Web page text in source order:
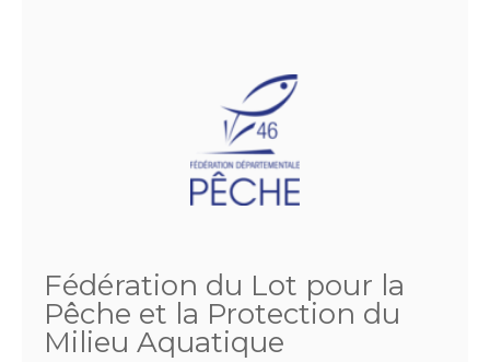
Fédération du Lot pour la
Pêche et la Protection du
Milieu Aquatique